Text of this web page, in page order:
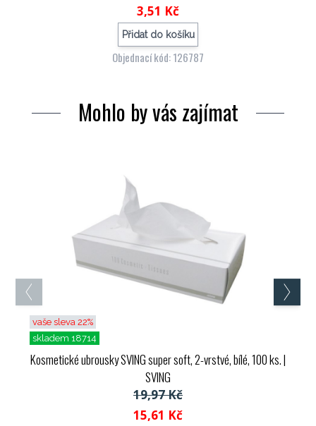
3,51 Kč
Přidat do košíku
Objednací kód: 126787
Mohlo by vás zajímat
vaše sleva 22%
skladem 18714
Kosmetické ubrousky SVING super soft, 2-vrstvé, bílé, 100 ks.|
SVING
19,97 Kč
15,61 Kč